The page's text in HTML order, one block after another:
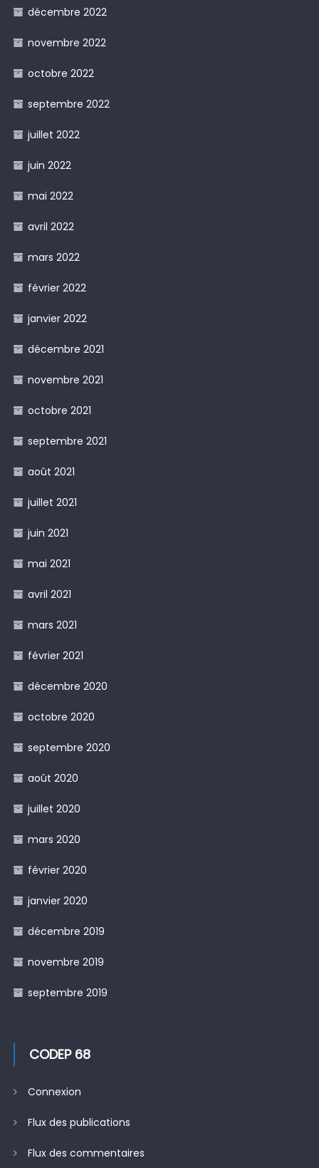
décembre 2022
novembre 2022
octobre 2022
septembre 2022
juillet 2022
juin 2022
mai 2022
avril 2022
mars 2022
février 2022
janvier 2022
décembre 2021
novembre 2021
octobre 2021
septembre 2021
août 2021
juillet 2021
juin 2021
mai 2021
avril 2021
mars 2021
février 2021
décembre 2020
octobre 2020
septembre 2020
août 2020
juillet 2020
mars 2020
février 2020
janvier 2020
décembre 2019
novembre 2019
septembre 2019
CODEP 68
Connexion
Flux des publications
Flux des commentaires